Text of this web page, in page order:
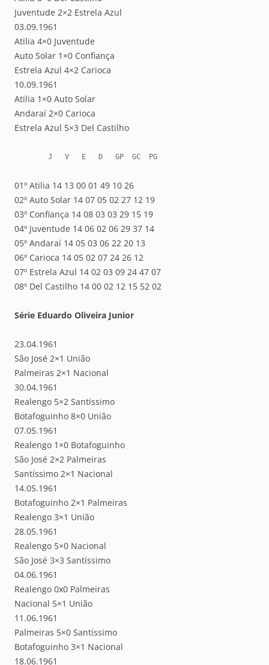
Juventude 2×2 Estrela Azul
03.09.1961
Atilia 4×0 Juventude
Auto Solar 1×0 Confiança
Estrela Azul 4×2 Carioca
10.09.1961
Atilia 1×0 Auto Solar
Andaraí 2×0 Carioca
Estrela Azul 5×3 Del Castilho
        J   V   E   D   GP  GC  PG
01º Atilia 14 13 00 01 49 10 26
02º Auto Solar 14 07 05 02 27 12 19
03º Confiança 14 08 03 03 29 15 19
04º Juventude 14 06 02 06 29 37 14
05º Andaraí 14 05 03 06 22 20 13
06º Carioca 14 05 02 07 24 26 12
07º Estrela Azul 14 02 03 09 24 47 07
08º Del Castilho 14 00 02 12 15 52 02
Série Eduardo Oliveira Junior
23.04.1961
São José 2×1 União
Palmeiras 2×1 Nacional
30.04.1961
Realengo 5×2 Santíssimo
Botafoguinho 8×0 União
07.05.1961
Realengo 1×0 Botafoguinho
São José 2×2 Palmeiras
Santíssimo 2×1 Nacional
14.05.1961
Botafoguinho 2×1 Palmeiras
Realengo 3×1 União
28.05.1961
Realengo 5×0 Nacional
São José 3×3 Santíssimo
04.06.1961
Realengo 0x0 Palmeiras
Nacional 5×1 União
11.06.1961
Palmeiras 5×0 Santíssimo
Botafoguinho 3×1 Nacional
18.06.1961